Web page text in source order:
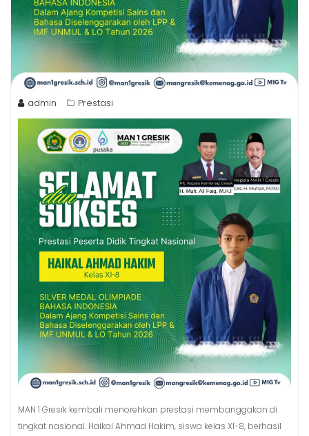
admin Prestasi
MAN 1 Gresik kembali menorehkan prestasi membanggakan di
tingkat nasional. Haikal Ahmad Hakim, siswa kelas XI-8, berhasil